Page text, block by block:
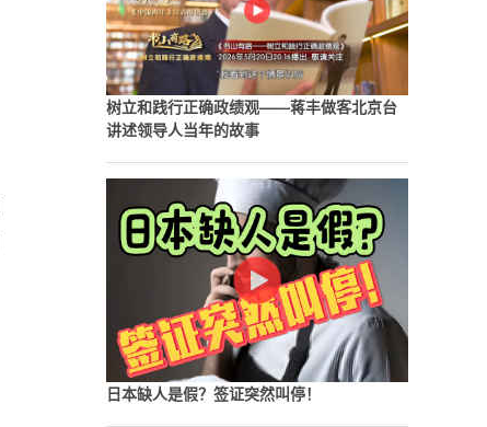
树立和践行正确政绩观——蒋丰做客北京台
讲述领导人当年的故事
日本缺人是假？签证突然叫停！